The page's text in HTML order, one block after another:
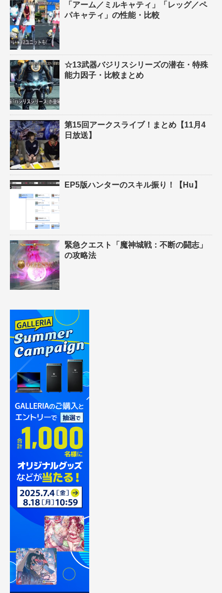
「アーム／ミルキャティ」「レッグ／ペ
パキャティ」の性能・比較
☆13武器バジリスシリーズの潜在・特殊
能力因子・比較まとめ
第15回アークスライブ！まとめ【11月4
日放送】
EP5版ハンターのスキル振り！【Hu】
緊急クエスト「魔神城戦：不断の闘志」
の攻略法